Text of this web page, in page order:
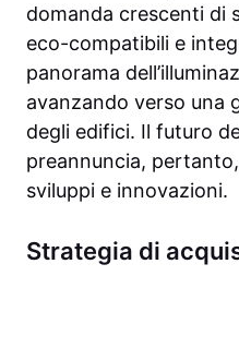
domanda crescenti di
eco-compatibili e
panorama
avanzando verso una
degli edifici. Il futuro
preannuncia,
sviluppi e innovazioni.
Strategia di